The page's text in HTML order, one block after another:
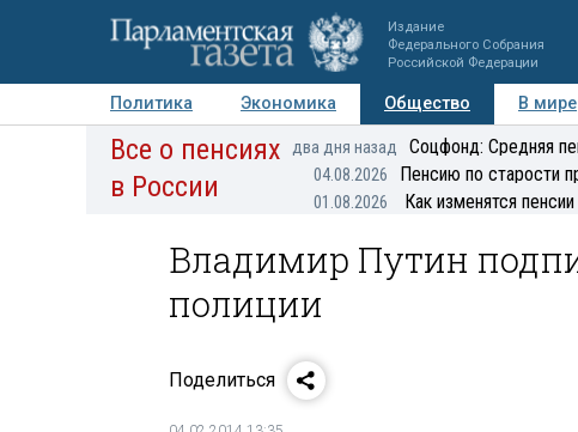
Издание
Федерального Собрания
Российской Федерации
Политика Экономика Общество В мире
Авторы Персоны Мнения Регионы
Все о пенсиях
в России
два дня назад Соцфонд: Средняя
04.08.2026 Пенсию по старости
01.08.2026 Как изменятся
Владимир Путин
полиции
Поделиться